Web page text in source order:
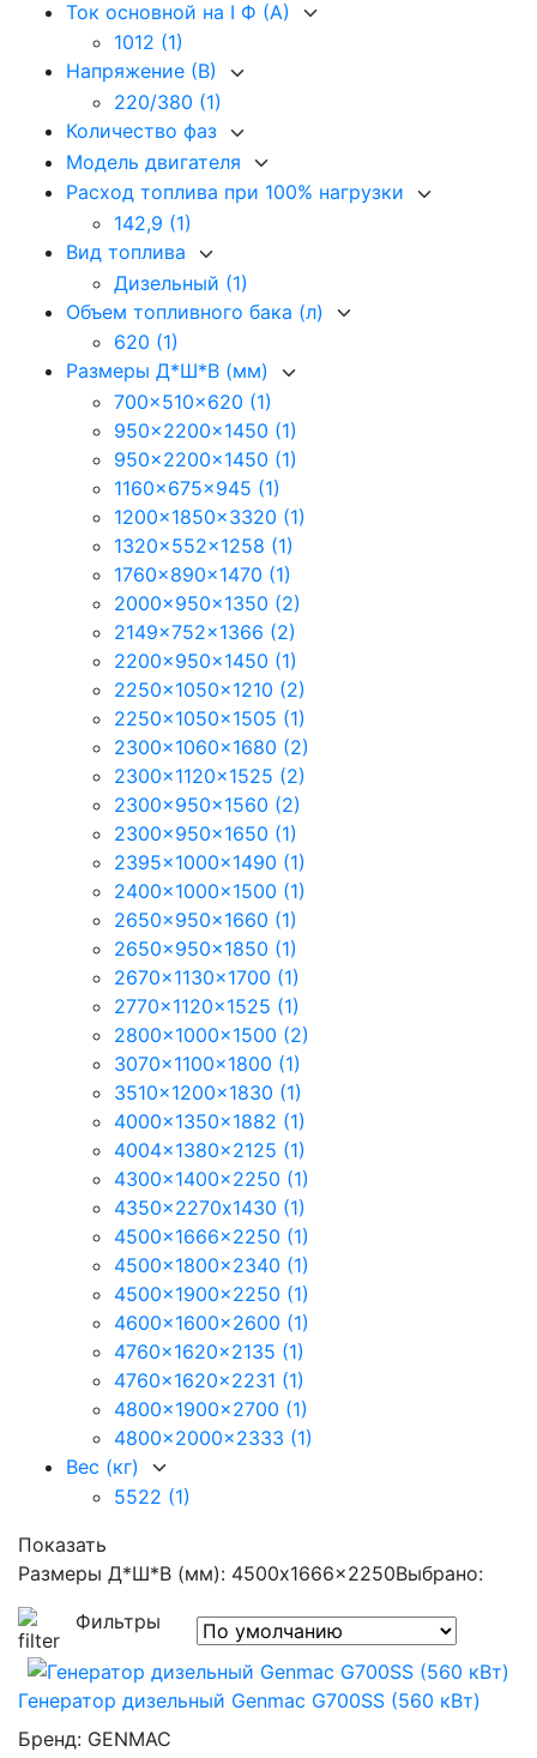
Ток основной на I Ф (А)
1012 (1)
Напряжение (В)
220/380 (1)
Количество фаз
Модель двигателя
Расход топлива при 100% нагрузки
142,9 (1)
Вид топлива
Дизельный (1)
Объем топливного бака (л)
620 (1)
Размеры Д*Ш*В (мм)
700x510x620 (1)
950x2200x1450 (1)
950x2200x1450 (1)
1160x675x945 (1)
1200x1850x3320 (1)
1320x552x1258 (1)
1760x890x1470 (1)
2000x950x1350 (2)
2149x752x1366 (2)
2200x950x1450 (1)
2250x1050x1210 (2)
2250x1050x1505 (1)
2300x1060x1680 (2)
2300x1120x1525 (2)
2300x950x1560 (2)
2300x950x1650 (1)
2395x1000x1490 (1)
2400x1000x1500 (1)
2650x950x1660 (1)
2650x950x1850 (1)
2670x1130x1700 (1)
2770x1120x1525 (1)
2800x1000x1500 (2)
3070x1100x1800 (1)
3510x1200x1830 (1)
4000x1350x1882 (1)
4004x1380x2125 (1)
4300x1400x2250 (1)
4350x2270х1430 (1)
4500x1666x2250 (1)
4500x1800x2340 (1)
4500x1900x2250 (1)
4600x1600x2600 (1)
4760x1620x2135 (1)
4760x1620x2231 (1)
4800x1900x2700 (1)
4800x2000x2333 (1)
Вес (кг)
5522 (1)
Показать
Размеры Д*Ш*В (мм): 4500x1666x2250Выбрано:
Фильтры
Генератор дизельный Genmac G700SS (560 кВт)
Бренд: GENMAC